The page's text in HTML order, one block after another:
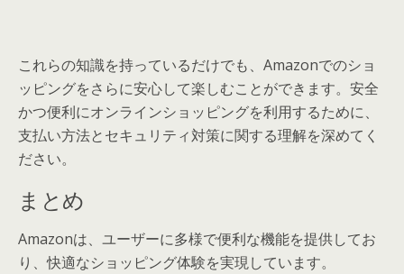
これらの知識を持っているだけでも、Amazonでのショ
ッピングをさらに安心して楽しむことができます。安全
かつ便利にオンラインショッピングを利用するために、
支払い方法とセキュリティ対策に関する理解を深めてく
ださい。
まとめ
Amazonは、ユーザーに多様で便利な機能を提供してお
り、快適なショッピング体験を実現しています。